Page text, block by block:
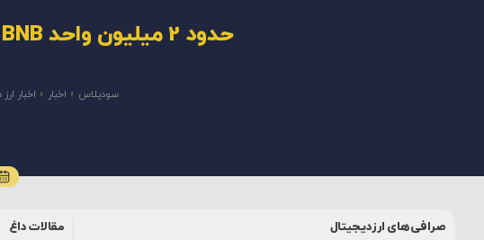
حدود 2 میلیون واحد BNB در بیستمین رویداد توکن‌سوزی بایننس سوزانده شد.
سودپلاس » اخبار » اخبار
صرافی‌های ارزدیجیتال مقالات داغ